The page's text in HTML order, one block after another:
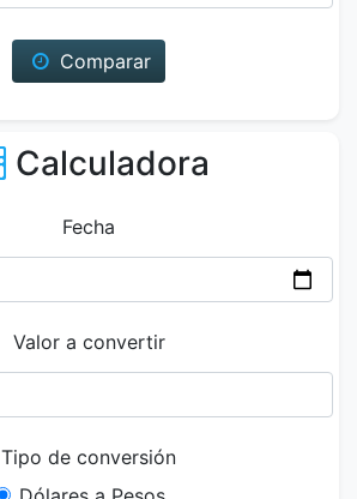
Comparar
Calculadora
Fecha
Valor a convertir
Tipo de conversión